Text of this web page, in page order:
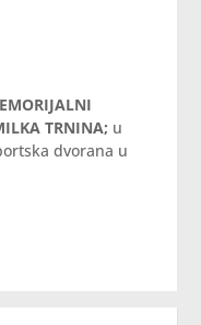
TRNINA; u
dvorana u